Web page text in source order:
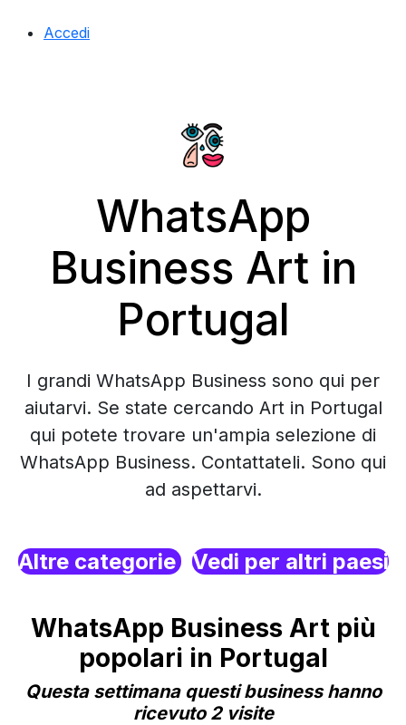
Accedi
WhatsApp
Business Art in
Portugal
I grandi WhatsApp Business sono qui per
aiutarvi. Se state cercando Art in Portugal
qui potete trovare un'ampia selezione di
WhatsApp Business. Contattateli. Sono qui
ad aspettarvi.
Altre categorie Vedi per altri paesi
WhatsApp Business Art più
popolari in Portugal
Questa settimana questi business hanno
ricevuto 2 visite